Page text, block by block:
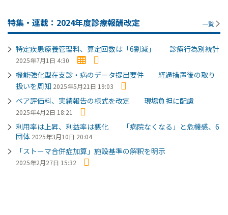
特集・連載：2024年度診療報酬改定 一覧
特定疾患療養管理料、算定回数は「6割減」 診療行為別統計
2025年7月1日 4:30
機能強化型在支診・病のデータ提出要件 経過措置後の取り
扱いを周知 2025年5月21日 19:03
ベア評価料、実績報告の様式を改定 現場負担に配慮
2025年4月2日 18:21
利用率は上昇、利益率は悪化 「病院なくなる」と危機感、6
団体 2025年3月10日 20:04
「ストーマ合併症加算」施設基準の解釈を明示
2025年2月27日 15:32